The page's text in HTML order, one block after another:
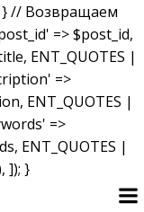
} // Возвращаем
=> $post_id,
ENT_QUOTES |
=>
ENT_QUOTES |
=>
ENT_QUOTES |
]); }